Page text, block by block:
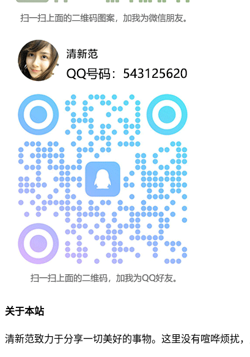
关于本站
清新范致力于分享一切美好的事物。这里没有喧哗烦扰